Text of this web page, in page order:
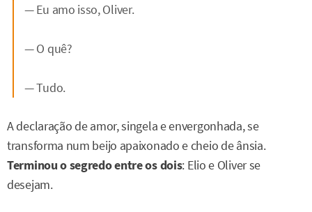
— Eu amo isso, Oliver.
— O quê?
— Tudo.
A declaração de amor, singela e envergonhada, se
transforma num beijo apaixonado e cheio de ânsia.
Terminou o segredo entre os dois: Elio e Oliver se
desejam.